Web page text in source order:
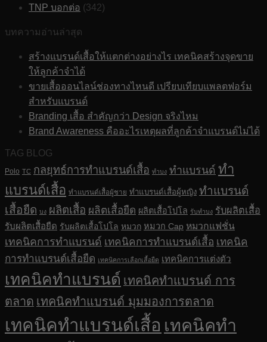
TNP บอกต่อ (342)
บทความอ่านล่าสุด
สร้างแบรนด์เสื้อให้แตกต่างอย่างไร เทคนิคสร้างจุดขาย
ให้ลูกค้าจำได้
ขายเสื้อออนไลน์ช่องทางไหนดี เปรียบเทียบแพลตฟอร์ม
สำหรับแบรนด์
Branding เสื้อ สำคัญกว่า Design จริงไหม
Brand Awareness คืออะไรเหตุผลที่ลูกค้าจำแบรนด์ไม่ได้
TAG BLOG
Polo TC กลยุทธ์การทำแบรนด์เสื้อ ทำบง ทำแบรนด์ ทำ
แบรนด์เสื้อ ทำแบรนด์เสื้อผู้ชาย ทำแบรนด์เสื้อผู้หญิง ทำแบรนด์
เสื้อยืด บง ผลิตเสื้อ ผลิตเสื้อยืด ผลิตเสื้อโปโล รับทำบง รับผลิตเสื้อ
รับผลิตเสื้อยืด รับผลิตเสื้อโปโล หมวก หมวก Cap หมวกแฟชั่น
เทคนิคการทำแบรนด์ เทคนิคการทำแบรนด์เสื้อ เทคนิค
การทำแบรนด์เสื้อยืด เทคนิคการเลือกเสื้อยืด เทคนิคการแต่งตัว
เทคนิคทำแบรนด์ เทคนิคทำแบรนด์ การ
ตลาด เทคนิคทำแบรนด์ มุมมองการตลาด
เทคนิคทำแบรนด์เสื้อ เทคนิคทำ